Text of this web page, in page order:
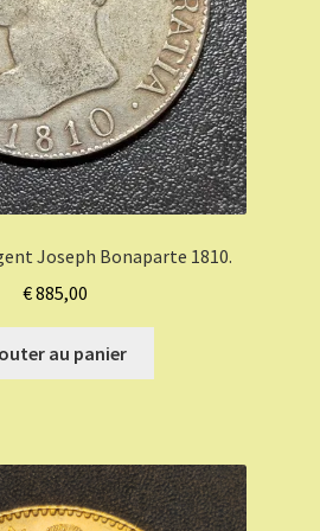
Joseph Bonaparte 1810.
€885,00
au panier